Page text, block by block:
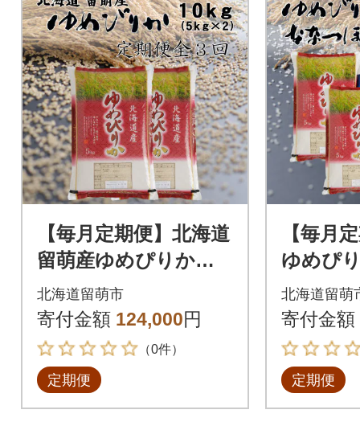
【毎月定期便】北海道
留萌産ゆめぴりか 1
0kg(5kg×2袋)全3回
北海道留萌市
寄付金額 124,000円
（0件）
定期便
【毎月
ゆめぴ
留萌産
g×4)全3
北海道留萌
寄付金額
定期便